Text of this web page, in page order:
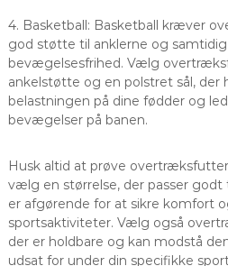
4. Basketball: Basketball kræver
god støtte til anklerne og
bevægelsesfrihed. Vælg
ankelstøtte og en polstret sål,
belastningen på dine fødder og
bevægelser på banen.
Husk altid at prøve
vælg en størrelse, der passer godt
er afgørende for at sikre komfort
sportsaktiviteter. Vælg også
der er holdbare og kan modstå
udsat for under din specifikke